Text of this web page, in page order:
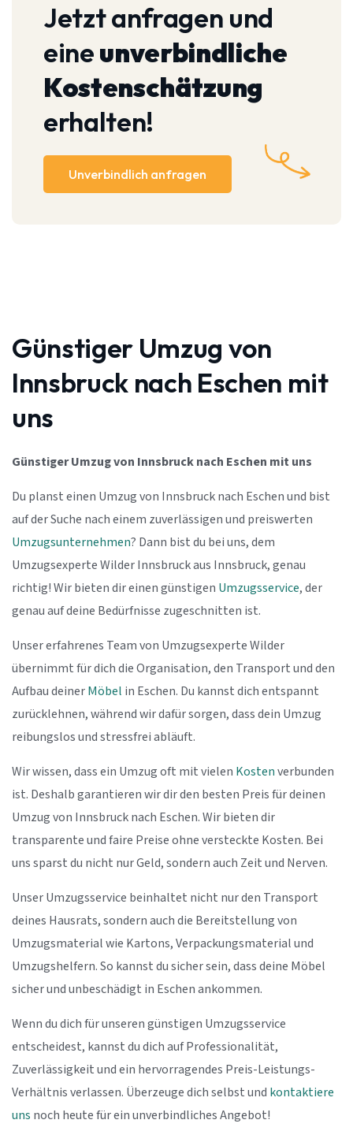
Jetzt anfragen und
eineunverbindliche
Kostenschätzung
erhalten!
Unverbindlich anfragen
Günstiger Umzug von
Innsbruck nach Eschen mit
uns
Günstiger Umzug von Innsbruck nach Eschen mit uns
Du planst einen Umzug von Innsbruck nach Eschen und bist
auf der Suche nach einem zuverlässigen und preiswerten
Umzugsunternehmen? Dann bist du bei uns, dem
Umzugsexperte Wilder Innsbruck aus Innsbruck, genau
richtig! Wir bieten dir einen günstigen Umzugsservice, der
genau auf deine Bedürfnisse zugeschnitten ist.
Unser erfahrenes Team von Umzugsexperte Wilder
übernimmt für dich die Organisation, den Transport und den
Aufbau deinerMöbel in Eschen. Du kannst dich entspannt
zurücklehnen, während wir dafür sorgen, dass dein Umzug
reibungslos und stressfrei abläuft.
Wir wissen, dass ein Umzug oft mit vielen Kostenverbunden
ist. Deshalb garantieren wir dir den besten Preis für deinen
Umzug von Innsbruck nach Eschen. Wir bieten dir
transparente und faire Preise ohne versteckte Kosten. Bei
uns sparst du nicht nur Geld, sondern auch Zeit und Nerven.
Unser Umzugsservice beinhaltet nicht nur den Transport
deines Hausrats, sondern auch die Bereitstellung von
Umzugsmaterial wie Kartons, Verpackungsmaterial und
Umzugshelfern. So kannst du sicher sein, dass deine Möbel
sicher und unbeschädigt in Eschen ankommen.
Wenn du dich für unseren günstigen Umzugsservice
entscheidest, kannst du dich auf Professionalität,
Zuverlässigkeit und ein hervorragendes Preis-Leistungs-
Verhältnis verlassen. Überzeuge dich selbst und kontaktiere
uns noch heute für ein unverbindliches Angebot!